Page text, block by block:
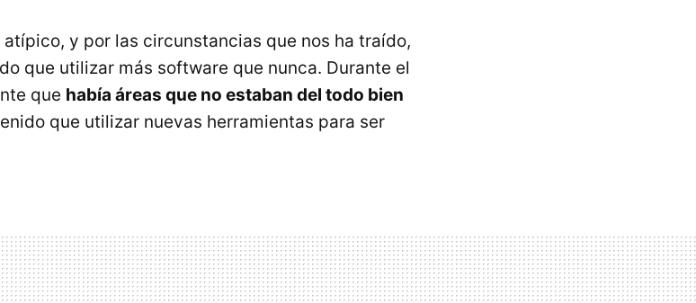
y por las circunstancias que nos ha traído,
que utilizar más software que nunca. Durante el
que había áreas que no estaban del todo bien
que utilizar nuevas herramientas para ser